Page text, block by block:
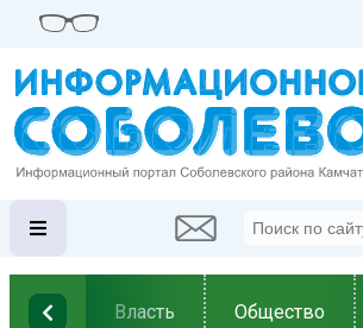
Власть Общество